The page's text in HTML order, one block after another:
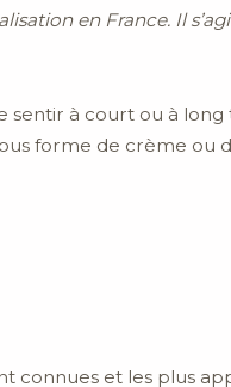
en France. Il
sentir à court ou à
forme de crème ou
et les plus